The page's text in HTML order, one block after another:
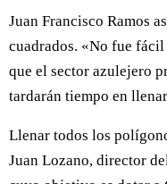
Juan Francisco Ramos
cuadrados. «No fue
que el sector azulejero
tardarán tiempo en
Llenar todos los
Juan Lozano, director